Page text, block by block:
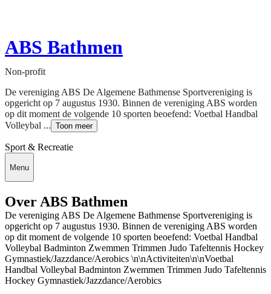
ABS Bathmen
Non-profit
De vereniging ABS De Algemene Bathmense Sportvereniging is
opgericht op 7 augustus 1930. Binnen de vereniging ABS worden
op dit moment de volgende 10 sporten beoefend: Voetbal Handbal
Volleybal ... Toon meer
Sport & Recreatie
Menu
Over ABS Bathmen
De vereniging ABS De Algemene Bathmense Sportvereniging is
opgericht op 7 augustus 1930. Binnen de vereniging ABS worden
op dit moment de volgende 10 sporten beoefend: Voetbal Handbal
Volleybal Badminton Zwemmen Trimmen Judo Tafeltennis Hockey
Gymnastiek/Jazzdance/Aerobics \n\nActiviteiten\n\nVoetbal
Handbal Volleybal Badminton Zwemmen Trimmen Judo Tafeltennis
Hockey Gymnastiek/Jazzdance/Aerobics